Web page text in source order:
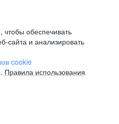
обеспечивать
сайта и анализировать
cookie
Правила использования